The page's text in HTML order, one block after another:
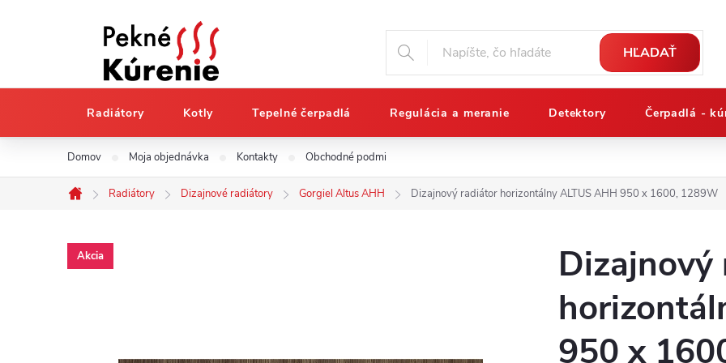
Domov Moja objednávka Kontakty Obchodné podmienky
HĽADAŤ
Radiátory Kotly Tepelné čerpadlá Regulácia a meranie Detektory Čerpadlá -
Domov
Radiátory Dizajnové radiátory Gorgiel Altus AHH Dizajnový radiátor horizontálny ALTUS AHH 950 x 1600, 1289W
Akcia
950 x